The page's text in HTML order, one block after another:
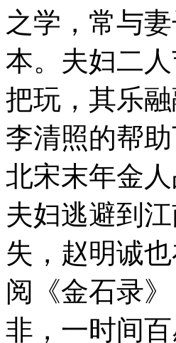
之学，常与
本。夫妇二
把玩，其乐
李清照的帮
北宋末年金
夫妇逃避到
失，赵明诚
阅《金石录
非，一时间